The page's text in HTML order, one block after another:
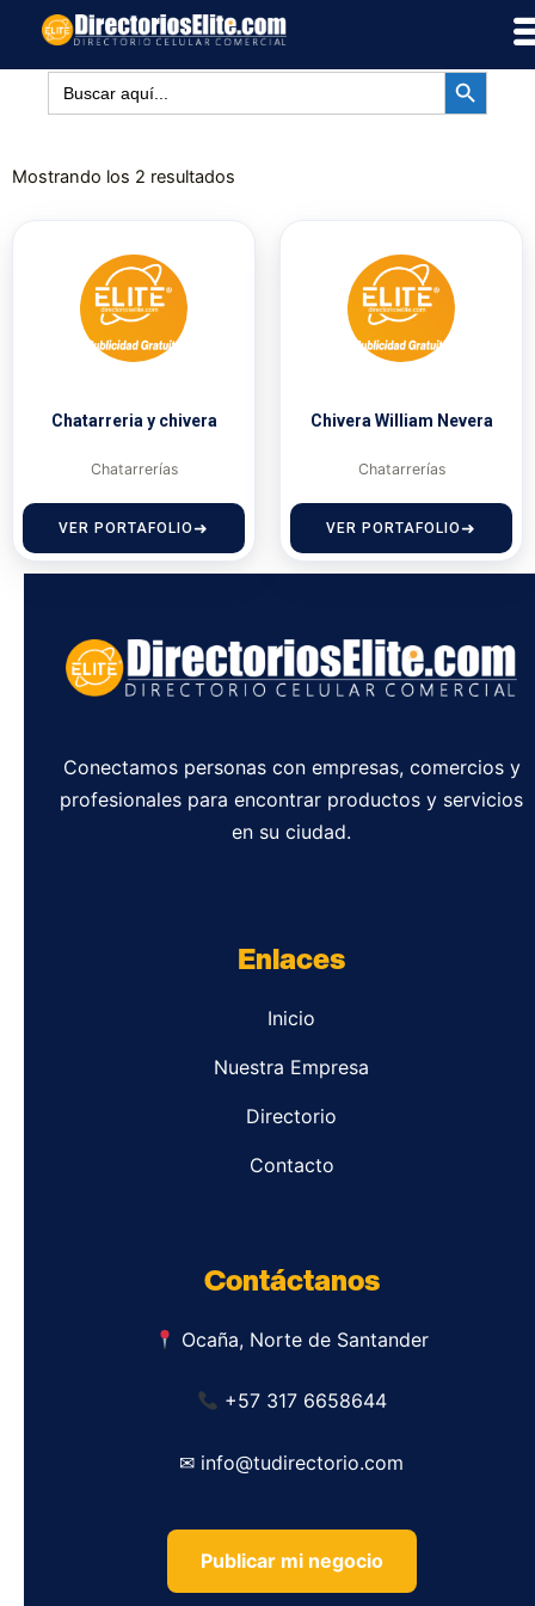
contenido
Buscar: BOTÓN DE
Mostrando los 2 resultados
Chatarreria y chivera
Chatarrerías
VER PORTAFOLIO
Chivera William Nevera
Chatarrerías
VER PORTAFOLIO
Conectamos personas con empresas, comercios y
profesionales para encontrar productos y servicios
en su ciudad.
Enlaces
Inicio
Nuestra Empresa
Directorio
Contacto
Contáctanos
Ocaña, Norte de Santander
+57 317 6658644
✉ info@tudirectorio.com
Publicar mi negocio